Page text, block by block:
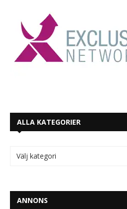
ALLA KATEGORIER
ANNONS